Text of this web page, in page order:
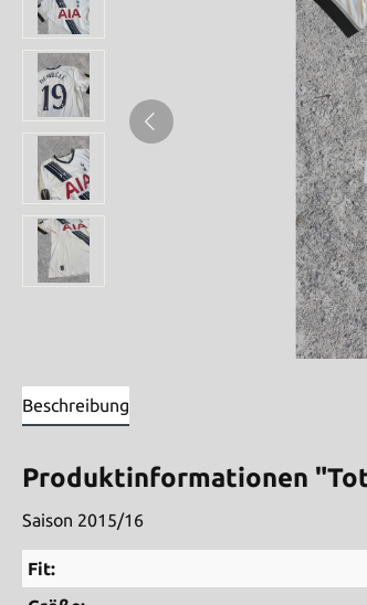
Beschreibung
Produktinformationen
Saison 2015/16
Fit: